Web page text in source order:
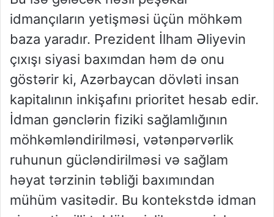
idmançıların yetişməsi üçün möhkəm
baza yaradır. Prezident İlham Əliyevin
çıxışı siyasi baxımdan həm də onu
göstərir ki, Azərbaycan dövləti insan
kapitalının inkişafını prioritet hesab edir.
İdman gənclərin fiziki sağlamlığının
möhkəmləndirilməsi, vətənpərvərlik
ruhunun gücləndirilməsi və sağlam
həyat tərzinin təbliği baxımından
mühüm vasitədir. Bu kontekstdə idman